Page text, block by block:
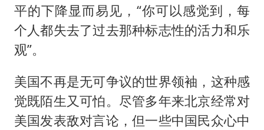
平的下降显而易见，“你可以感觉到，每
个人都失去了过去那种标志性的活力和乐
观”。
美国不再是无可争议的世界领袖，这种感
觉既陌生又可怕。尽管多年来北京经常对
美国发表敌对言论，但一些中国民众心中